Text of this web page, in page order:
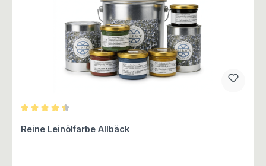
Reine Leinölfarbe Allbäck